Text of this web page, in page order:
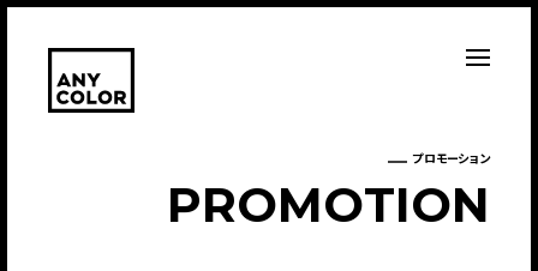
プロモーション
PROMOTION